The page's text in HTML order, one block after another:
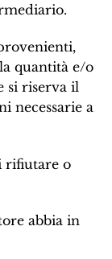
quantità e/o
si riserva il
necessarie a
rifiutare o
abbia in